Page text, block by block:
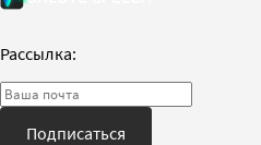
Рассылка:
Подписаться